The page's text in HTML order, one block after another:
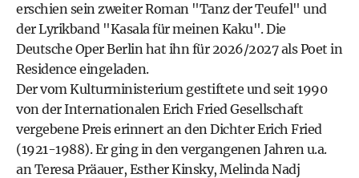
erschien sein zweiter Roman "Tanz der Teufel" und
der Lyrikband "Kasala für meinen Kaku". Die
Deutsche Oper Berlin hat ihn für 2026/2027 als Poet in
Residence eingeladen.
Der vom Kulturministerium gestiftete und seit 1990
von der Internationalen Erich Fried Gesellschaft
vergebene Preis erinnert an den Dichter Erich Fried
(1921-1988). Er ging in den vergangenen Jahren u.a.
an Teresa Präauer, Esther Kinsky, Melinda Nadj